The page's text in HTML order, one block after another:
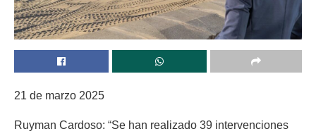
21 de marzo 2025
Ruyman Cardoso: “Se han realizado 39 intervenciones